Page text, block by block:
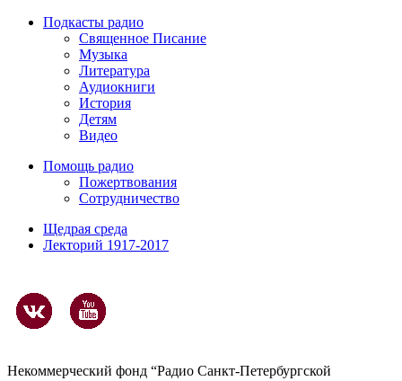
Подкасты радио
Священное Писание
Музыка
Литература
Аудиокниги
История
Детям
Видео
Помощь радио
Пожертвования
Сотрудничество
Щедрая среда
Лекторий 1917-2017
Некоммерческий фонд “Радио Санкт-Петербургской